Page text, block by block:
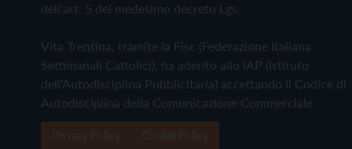
dell'art. 5 del medesimo decreto Lgs.
Vita Trentina, tramite la Fisc (Federazione Italiana
Settimanali Cattolici), ha aderito allo IAP (Istituto
dell'Autodisciplina Pubblicitaria) accettando il Codice di
Autodisciplina della Comunicazione Commerciale